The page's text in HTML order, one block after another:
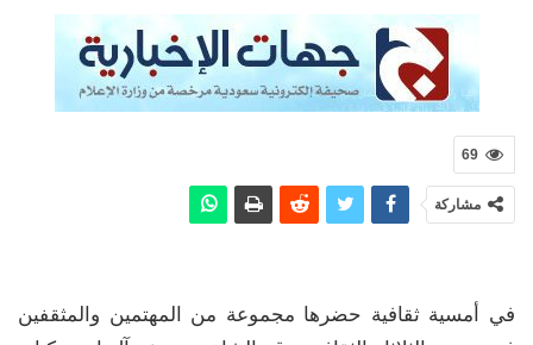
69
مشاركة
في أمسية ثقافية حضرها مجموعة من المهتمين والمثقفين